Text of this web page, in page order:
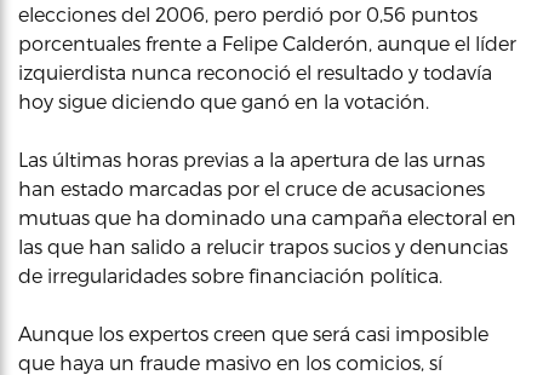
elecciones del 2006, pero perdió por 0,56 puntos
porcentuales frente a Felipe Calderón, aunque el líder
izquierdista nunca reconoció el resultado y todavía
hoy sigue diciendo que ganó en la votación.
Las últimas horas previas a la apertura de las urnas
han estado marcadas por el cruce de acusaciones
mutuas que ha dominado una campaña electoral en
las que han salido a relucir trapos sucios y denuncias
de irregularidades sobre financiación política.
Aunque los expertos creen que será casi imposible
que haya un fraude masivo en los comicios, sí